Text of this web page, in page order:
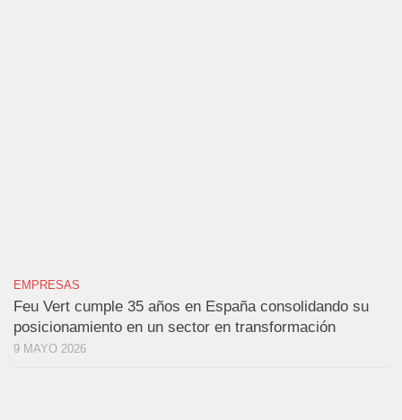
EMPRESAS
Feu Vert cumple 35 años en España consolidando su
posicionamiento en un sector en transformación
9 MAYO 2026